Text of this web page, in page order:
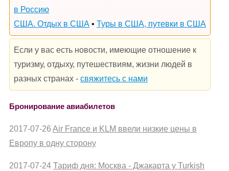
в Россию
США. Отдых в США • Туры в США, путевки в США
Если у вас есть новости, имеющие отношение к
туризму, отдыху, путешествиям, жизни людей в
разных странах - свяжитесь с нами
Бронирование авиабилетов
2017-07-26 Air France и KLM ввели низкие цены в
Европу в одну сторону
2017-07-24 Тариф дня: Москва - Джакарта у Turkish